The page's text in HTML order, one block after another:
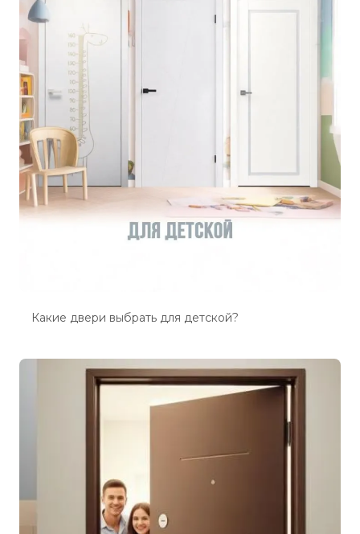
Какие двери выбрать для детской?